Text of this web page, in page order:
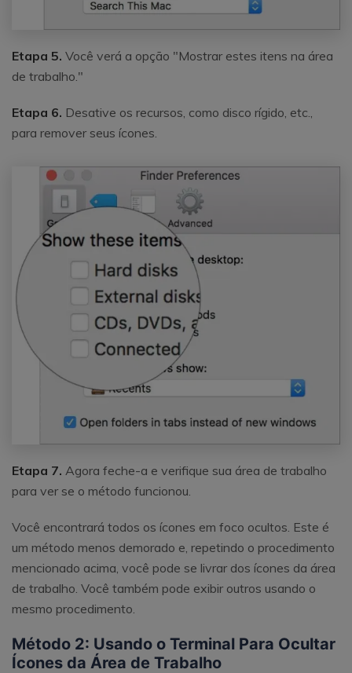
Etapa 5. Você verá a opção "Mostrar estes itens na área
de trabalho."
Etapa 6. Desative os recursos, como disco rígido, etc.,
para remover seus ícones.
Etapa 7. Agora feche-a e verifique sua área de trabalho
para ver se o método funcionou.
Você encontrará todos os ícones em foco ocultos. Este é
um método menos demorado e, repetindo o procedimento
mencionado acima, você pode se livrar dos ícones da área
de trabalho. Você também pode exibir outros usando o
mesmo procedimento.
Método 2: Usando o Terminal Para Ocultar
Ícones da Área de Trabalho